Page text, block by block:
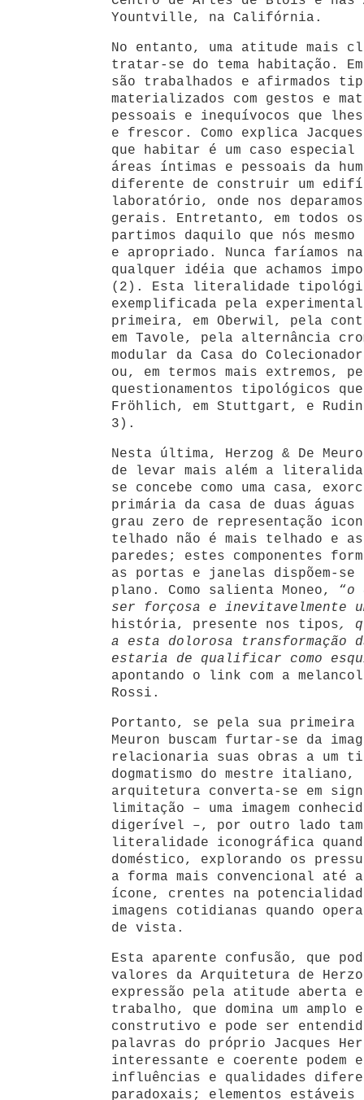
Yountville, na Califórnia.
No entanto, uma atitude mais
tratar-se do tema habitação.
são trabalhados e afirmados
materializados com gestos e
pessoais e inequívocos que
e frescor. Como explica
que habitar é um caso
áreas íntimas e pessoais da
diferente de construir um
laboratório, onde nos
gerais. Entretanto, em todos
partimos daquilo que nós
e apropriado. Nunca faríamos
qualquer idéia que achamos
(2). Esta literalidade
exemplificada pela
primeira, em Oberwil, pela
em Tavole, pela alternância
modular da Casa do
ou, em termos mais extremos,
questionamentos tipológicos
Fröhlich, em Stuttgart, e
3).
Nesta última, Herzog & De
de levar mais além a
se concebe como uma casa,
primária da casa de duas
grau zero de representação
telhado não é mais telhado e
paredes; estes componentes
as portas e janelas dispõem-se
plano. Como salienta Moneo, “o
ser forçosa e inevitavelmente
história, presente nos tipos,
a esta dolorosa transformação
estaria de qualificar como
apontando o link com a
Rossi.
Portanto, se pela sua primeira
Meuron buscam furtar-se da
relacionaria suas obras a um
dogmatismo do mestre italiano,
arquitetura converta-se em
limitação – uma imagem
digerível –, por outro lado
literalidade iconográfica
doméstico, explorando os
a forma mais convencional até
ícone, crentes na
imagens cotidianas quando
de vista.
Esta aparente confusão, que
valores da Arquitetura de
expressão pela atitude aberta
trabalho, que domina um amplo
construtivo e pode ser
palavras do próprio Jacques
interessante e coerente podem
influências e qualidades
paradoxais; elementos